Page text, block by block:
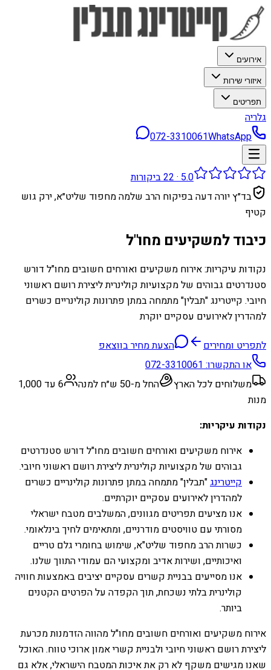
אירועים
איזורי שירות
תפריטים
גלריה
072-3310061WhatsApp
5.0
·
22ביקורות
בד״ץ יורה דעה בפיקוח הרב שלמה מחפוד שליט״א, ירק גוש
קטיף
כיבוד למשקיעים מחו"ל
נקודות עיקריות: אירוח משקיעים ואורחים חשובים מחו"ל דורש
סטנדרטים גבוהים של מקצועיות קולינרית ליצירת רושם ראשוני
חיובי. קייטרינג "תבלין" מתמחה במתן פתרונות קולינריים כשרים
למהדרין לאירועים עסקיים יוקרת
לתפריט ומחירים
הצעת מחיר בווצאפ
או התקשרו:072-3310061
משלוחים לכל הארץ
החל מ-50 ש״ח למנה
6 עד 1,000
מנות
נקודות עיקריות:
אירוח משקיעים ואורחים חשובים מחו"ל דורש סטנדרטים
גבוהים של מקצועיות קולינרית ליצירת רושם ראשוני חיובי.
קייטרינג"תבלין" מתמחה במתן פתרונות קולינריים כשרים
למהדרין לאירועים עסקיים יוקרתיים.
אנו מציעים תפריטים מגוונים, המשלבים מטבח ישראלי
מסורתי עם טוויסטים מודרניים, ומתאימים לחיך בינלאומי.
כשרות הרב מחפוד שליט"א, שימוש בחומרי גלם טריים
ואיכותיים, ושירות אדיב ומקצועי הם עמודי התווך שלנו.
אנו מסייעים בבניית קשרים עסקיים יציבים באמצעות חוויה
קולינרית בלתי נשכחת, תוך הקפדה על הפרטים הקטנים
ביותר.
אירוח משקיעים ואורחים חשובים מחו"ל מהווה הזדמנות מכרעת
ליצירת רושם ראשוני חיובי ולבניית קשרי אמון ארוכי טווח. האוכל
שאנו מגישים משקף לא רק את איכות המטבח הישראלי, אלא גם